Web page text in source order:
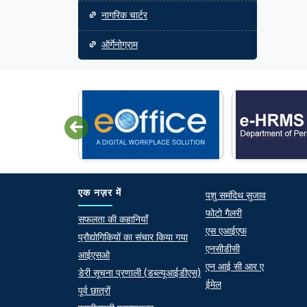
नागरिक चार्टर
ऑर्गेनोग्राम
एक नज़र में
At a Glance
सफलता की कहानियाँ
प्रौद्योगिकियों का संचार किया गया
आईएसओ
डेरी सूचना प्रणाली (डब्ल्यूआईडीएस)
पूर्व छात्रों
Quick links
पशु समंदिथ सुजाव
फोटो गैलरी
एस एआईएफ
एनसीडीसी
एन आई सी आर ए
ईमेल